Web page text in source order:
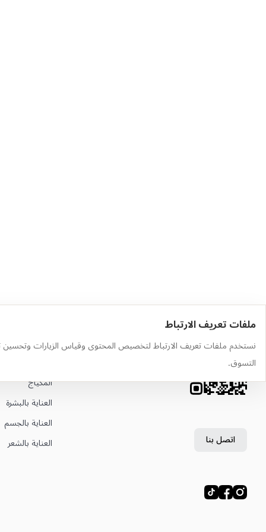
ملفات تعريف الارتباط
نستخدم ملفات تعريف الارتباط لتخصيص المحتوى وقياس الزيارات وتحسين
التسوق.
حمّل التطبيق
اتصل بنا
أهم الفئات
المكياج
العناية بالبشرة
العناية بالجسم
العناية بالشعر